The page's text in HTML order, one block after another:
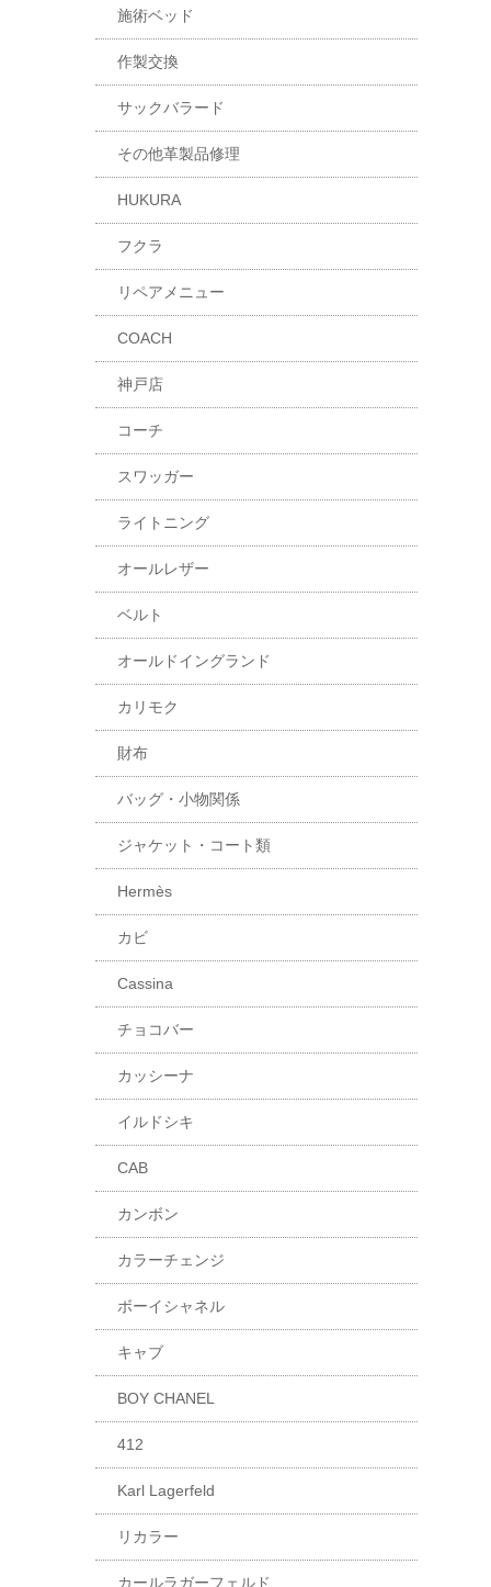
施術ベッド
作製交換
サックバラード
その他革製品修理
HUKURA
フクラ
リペアメニュー
COACH
神戸店
コーチ
スワッガー
ライトニング
オールレザー
ベルト
オールドイングランド
カリモク
財布
バッグ・小物関係
ジャケット・コート類
Hermès
カビ
Cassina
チョコバー
カッシーナ
イルドシキ
CAB
カンボン
カラーチェンジ
ボーイシャネル
キャブ
BOY CHANEL
412
Karl Lagerfeld
リカラー
カールラガーフェルド